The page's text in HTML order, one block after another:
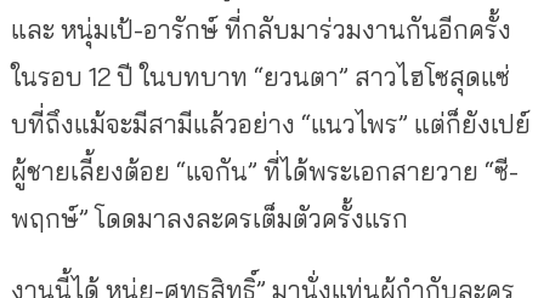
และ หนุ่มเป้-อารักษ์ ที่กลับมาร่วมงานกันอีกครั้ง
ในรอบ 12 ปี ในบทบาท “ยวนตา” สาวไฮโซสุดแซ่
บที่ถึงแม้จะมีสามีแล้วอย่าง “แนวไพร” แต่ก็ยังเปย์
ผู้ชายเลี้ยงต้อย “แจกัน” ที่ได้พระเอกสายวาย “ซี-
พฤกษ์” โดดมาลงละครเต็มตัวครั้งแรก
งานนี้ได้ หนุ่ย-ศุทธสิทธิ์” มานั่งแท่นผู้กำกับละคร